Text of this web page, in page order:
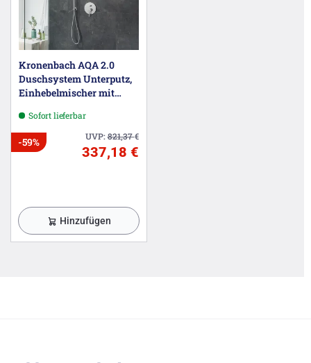
Kronenbach AQA 2.0
Duschsystem Unterputz,
Einhebelmischer mit
Sofort lieferbar
UVP:821,37€
-59%
337,18 €
Hinzufügen